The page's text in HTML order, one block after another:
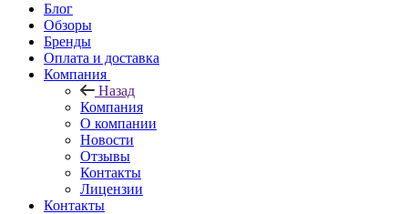
Блог
Обзоры
Бренды
Оплата и доставка
Компания
Назад
Компания
О компании
Новости
Отзывы
Контакты
Лицензии
Контакты